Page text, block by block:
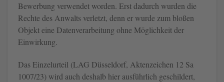
Bewerbung verwendet worden. Erst dadurch wurden die
Rechte des Anwalts verletzt, denn er wurde zum bloßen
Objekt eine Datenverarbeitung ohne Möglichkeit der
Einwirkung.
Das Einzelurteil (LAG Düsseldorf, Aktenzeichen 12 Sa
1007/23) wird auch deshalb hier ausführlich geschildert,